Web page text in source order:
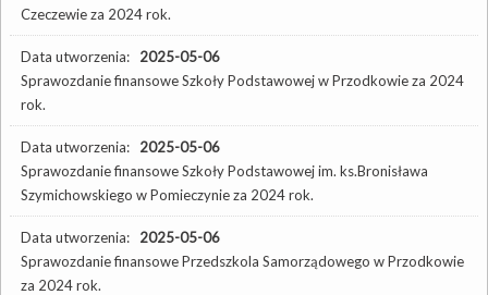
Czeczewie za 2024 rok.
Data utworzenia: 2025-05-06
Sprawozdanie finansowe Szkoły Podstawowej w Przodkowie za 2024
rok.
Data utworzenia: 2025-05-06
Sprawozdanie finansowe Szkoły Podstawowej im. ks.Bronisława
Szymichowskiego w Pomieczynie za 2024 rok.
Data utworzenia: 2025-05-06
Sprawozdanie finansowe Przedszkola Samorządowego w Przodkowie
za 2024 rok.